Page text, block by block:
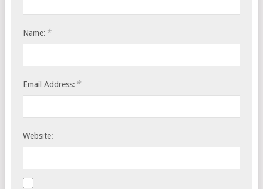
Name: *
Email Address: *
Website: